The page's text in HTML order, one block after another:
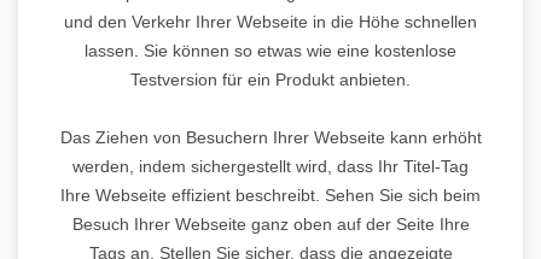
und den Verkehr Ihrer Webseite in die Höhe schnellen
lassen. Sie können so etwas wie eine kostenlose
Testversion für ein Produkt anbieten.
Das Ziehen von Besuchern Ihrer Webseite kann erhöht
werden, indem sichergestellt wird, dass Ihr Titel-Tag
Ihre Webseite effizient beschreibt. Sehen Sie sich beim
Besuch Ihrer Webseite ganz oben auf der Seite Ihre
Tags an. Stellen Sie sicher, dass die angezeigte